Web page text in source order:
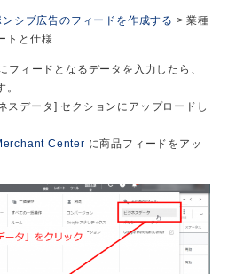
シブ広告のフィードを作成する > 業種
トと仕様
フィードとなるデータを入力したら、
データ] セクションにアップロードし
Center に商品フィードをアッ